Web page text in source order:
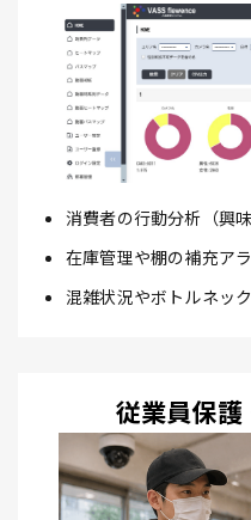
消費者の行動分析（興
在庫管理や棚の補充ア
混雑状況やボトルネッ
従業員保